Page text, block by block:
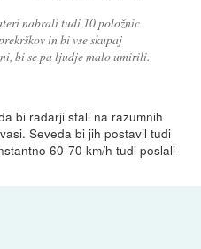
nabrali tudi 10 položnic
in bi vse skupaj
bi se pa ljudje malo umirili.
bi radarji stali na razumnih
Seveda bi jih postavil tudi
60-70 km/h tudi poslali